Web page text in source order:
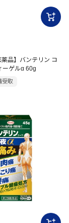
品】バンテリン コ
ーゲルα 60g
受取